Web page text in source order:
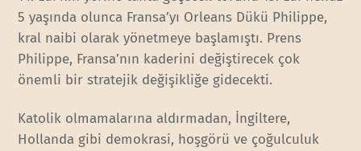
5 yaşında olunca Fransa’yı Orleans Dükü Philippe,
kral naibi olarak yönetmeye başlamıştı. Prens
Philippe, Fransa’nın kaderini değiştirecek çok
önemli bir stratejik değişikliğe gidecekti.
Katolik olmamalarına aldırmadan, İngiltere,
Hollanda gibi demokrasi, hoşgörü ve çoğulculuk